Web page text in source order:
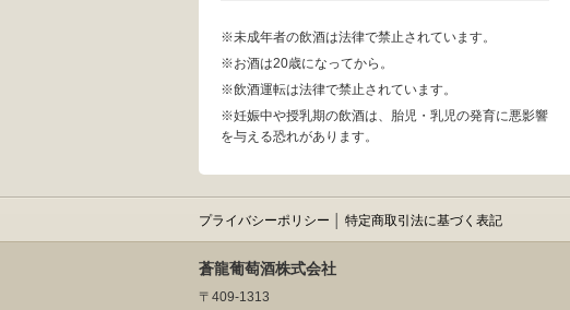
※未成年者の飲酒は法律で禁止されています。
※お酒は20歳になってから。
※飲酒運転は法律で禁止されています。
※妊娠中や授乳期の飲酒は、胎児・乳児の発育に悪影響
を与える恐れがあります。
プライバシーポリシー 特定商取引法に基づく表記
蒼龍葡萄酒株式会社
〒409-1313